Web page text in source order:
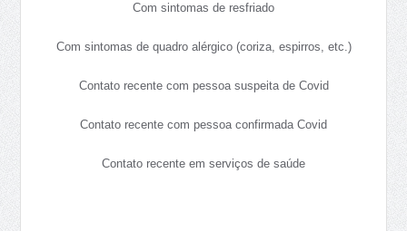
Com sintomas de resfriado
Com sintomas de quadro alérgico (coriza, espirros, etc.)
Contato recente com pessoa suspeita de Covid
Contato recente com pessoa confirmada Covid
Contato recente em serviços de saúde